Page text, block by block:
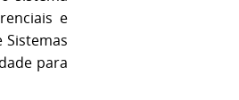
e
Sistemas
para